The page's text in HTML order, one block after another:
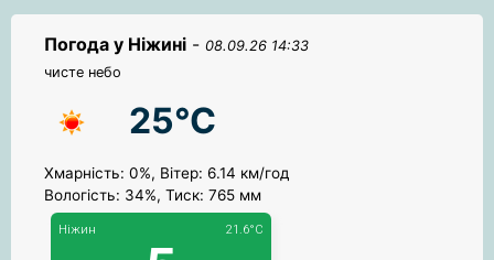
Погода у Ніжині - 08.09.26 14:33
чисте небо
25°C
Хмарність: 0%, Вітер: 6.14 км/год
Вологість: 34%, Тиск: 765 мм